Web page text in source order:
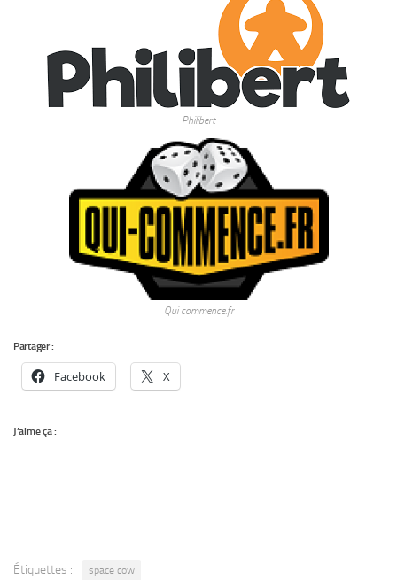
Philibert
Qui commence.fr
Partager :
Facebook X
J’aime ça :
Étiquettes : space cow